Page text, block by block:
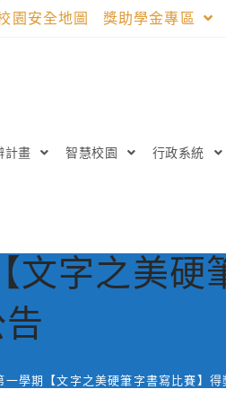
園安全地圖 獎助學金專區
計畫 智慧校園 行政系統
字之美硬
學期【文字之美硬筆字書寫比賽】得